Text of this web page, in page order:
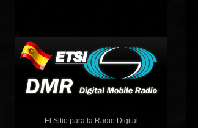
El Sitio para la Radio Digital